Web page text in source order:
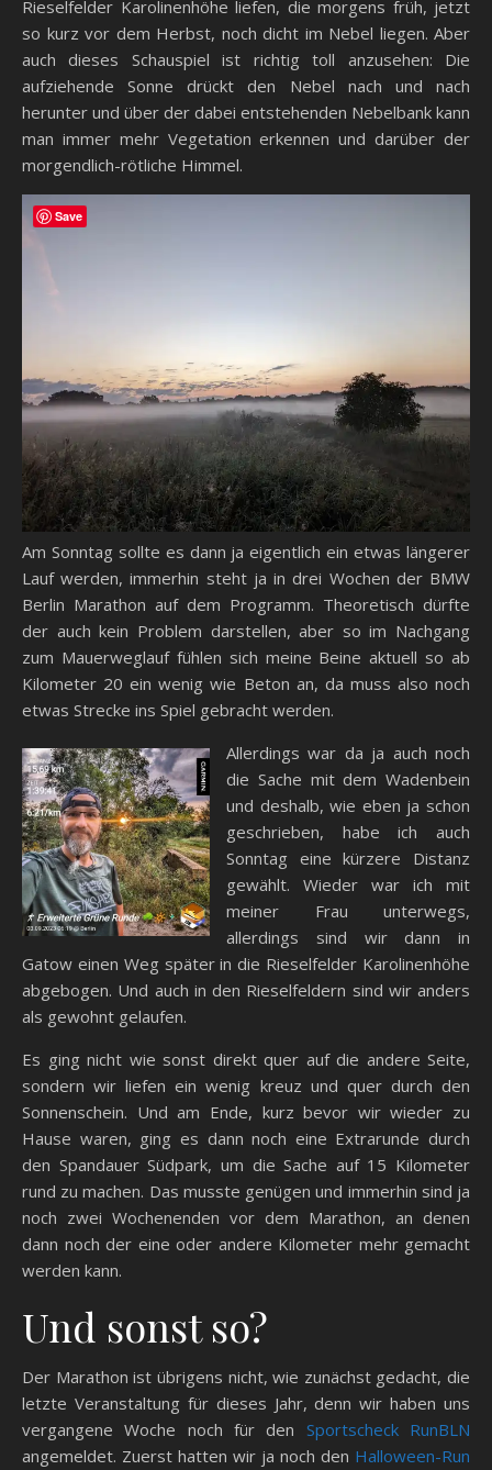
Rieselfelder Karolinenhöhe liefen, die morgens früh, jetzt
so kurz vor dem Herbst, noch dicht im Nebel liegen. Aber
auch dieses Schauspiel ist richtig toll anzusehen: Die
aufziehende Sonne drückt den Nebel nach und nach
herunter und über der dabei entstehenden Nebelbank kann
man immer mehr Vegetation erkennen und darüber der
morgendlich-rötliche Himmel.
Am Sonntag sollte es dann ja eigentlich ein etwas längerer
Lauf werden, immerhin steht ja in drei Wochen der BMW
Berlin Marathon auf dem Programm. Theoretisch dürfte
der auch kein Problem darstellen, aber so im Nachgang
zum Mauerweglauf fühlen sich meine Beine aktuell so ab
Kilometer 20 ein wenig wie Beton an, da muss also noch
etwas Strecke ins Spiel gebracht werden.
Allerdings war da ja auch noch
die Sache mit dem Wadenbein
und deshalb, wie eben ja schon
geschrieben, habe ich auch
Sonntag eine kürzere Distanz
gewählt. Wieder war ich mit
meiner Frau unterwegs,
allerdings sind wir dann in
Gatow einen Weg später in die Rieselfelder Karolinenhöhe
abgebogen. Und auch in den Rieselfeldern sind wir anders
als gewohnt gelaufen.
Es ging nicht wie sonst direkt quer auf die andere Seite,
sondern wir liefen ein wenig kreuz und quer durch den
Sonnenschein. Und am Ende, kurz bevor wir wieder zu
Hause waren, ging es dann noch eine Extrarunde durch
den Spandauer Südpark, um die Sache auf 15 Kilometer
rund zu machen. Das musste genügen und immerhin sind ja
noch zwei Wochenenden vor dem Marathon, an denen
dann noch der eine oder andere Kilometer mehr gemacht
werden kann.
Und sonst so?
Der Marathon ist übrigens nicht, wie zunächst gedacht, die
letzte Veranstaltung für dieses Jahr, denn wir haben uns
vergangene Woche noch für den Sportscheck RunBLN
angemeldet. Zuerst hatten wir ja noch den Halloween-Run
Save